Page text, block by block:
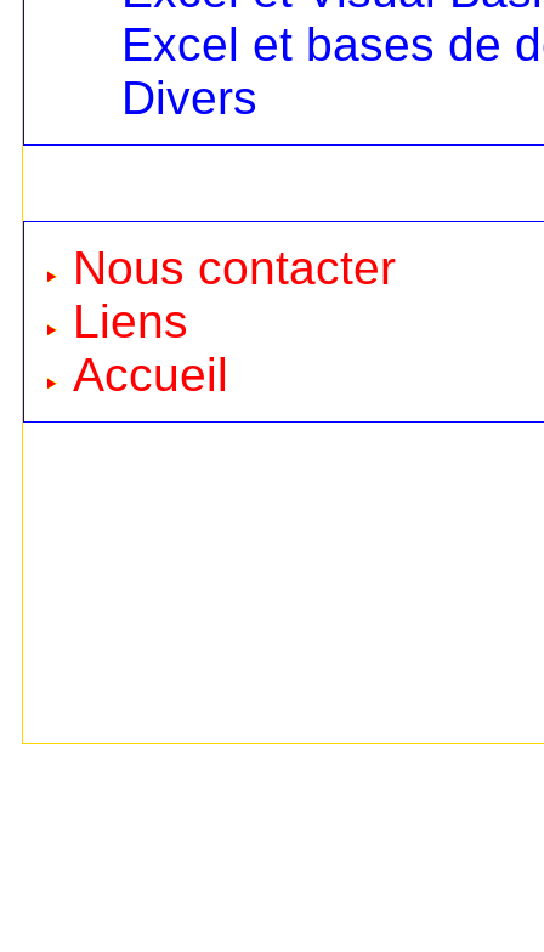
Excel et bases de
Divers
Nous contacter
Liens
Accueil